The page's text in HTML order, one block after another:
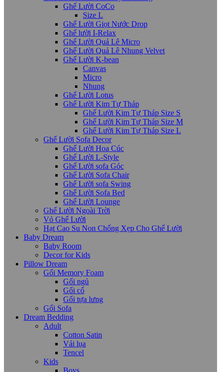
Ghế Lười CoCo
Size L
Ghế Lười Giọt Nước Drop
Ghế lười I-Relax
Ghế Lười Quả Lê Micro
Ghế Lười Quả Lê Nhung Velvet
Ghế Lười K-bean
Canvas
Micro
Nhung
Ghế Lười Lotus
Ghế Lười Kim Tự Tháp
Ghế Lười Kim Tự Tháp Size S
Ghế Lười Kim Tự Tháp Size M
Ghế Lười Kim Tự Tháp Size L
Ghế Lười Sofa Decor
Ghế Lười Hoa Cúc
Ghế Lười L-Style
Ghế Lười sofa Góc
Ghế Lười Sofa Chair
Ghế Lười sofa Swing
Ghế Lười Sofa Bed
Ghế Lười Lounge
Ghế Lười Ngoài Trời
Vỏ Ghế Lười
Hạt Cao Su Non Chống Xẹp Cho Ghế Lười
Baby Dream
Baby Room
Decor for Kids
Pillow Dream
Gối Memory Foam
Gối ngủ
Gối cổ
Gối tựa lưng
Gối Sofa
Dream Bedding
Adult
Cotton Satin
Vải lụa
Tencel
Kids
Boys